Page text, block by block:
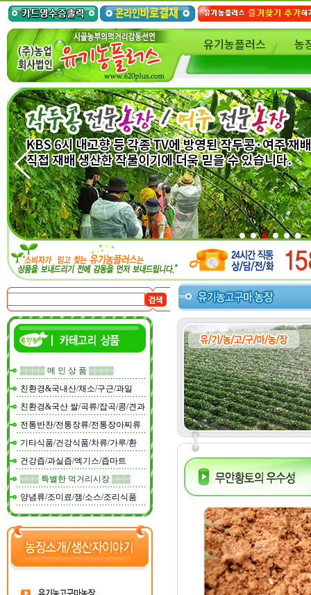
유기농플러스 농
▒▒▒▒ 메 인 상 품 ▒▒▒▒
친환경&국내산/채소/구근/과일
친환경&국산 쌀/곡류/잡곡/콩/견과
전통반찬/전통장류/전통장아찌류
기타식품/건강식품/차류/가루/환
건강즙/과실즙/엑기스/즙마트
▒▒▒ 특별한 먹거리시장 ▒▒▒
양념류/조미료/잼/소스/조리식품